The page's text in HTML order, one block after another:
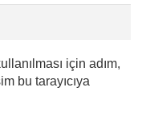
için adım,
bu tarayıcıya